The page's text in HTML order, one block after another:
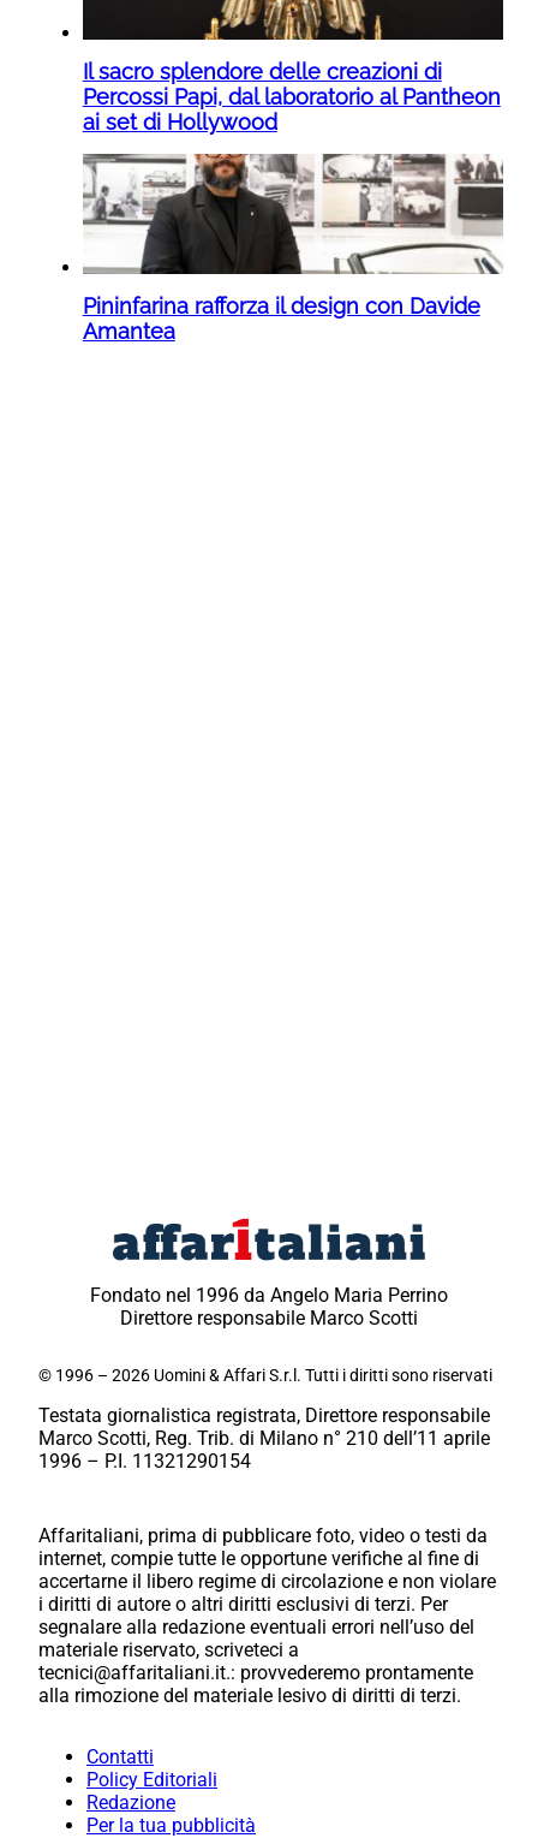
Il sacro splendore delle creazioni di
Percossi Papi, dal laboratorio al Pantheon
ai set di Hollywood
Pininfarina rafforza il design con Davide
Amantea
Fondato nel 1996 da Angelo Maria Perrino
Direttore responsabile Marco Scotti
© 1996 – 2026 Uomini & Affari S.r.l. Tutti i diritti sono riservati
Testata giornalistica registrata, Direttore responsabile
Marco Scotti, Reg. Trib. di Milano n° 210 dell’11 aprile
1996 – P.I. 11321290154
Affaritaliani, prima di pubblicare foto, video o testi da
internet, compie tutte le opportune verifiche al fine di
accertarne il libero regime di circolazione e non violare
i diritti di autore o altri diritti esclusivi di terzi. Per
segnalare alla redazione eventuali errori nell’uso del
materiale riservato, scriveteci a
tecnici@affaritaliani.it.: provvederemo prontamente
alla rimozione del materiale lesivo di diritti di terzi.
Contatti
Policy Editoriali
Redazione
Per la tua pubblicità